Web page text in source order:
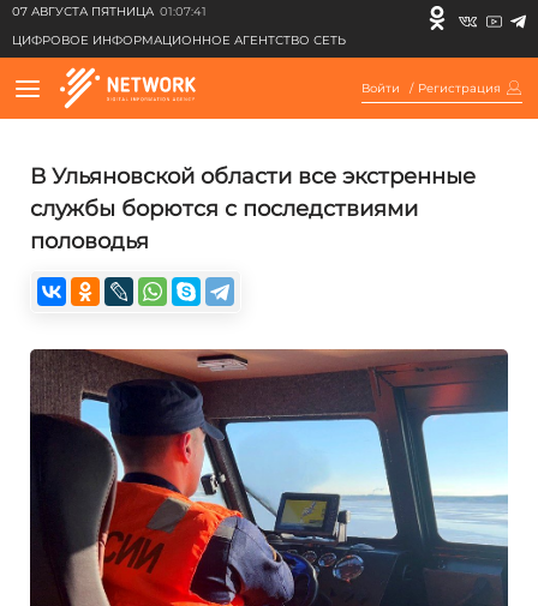
07 АВГУСТА ПЯТНИЦА 01:07:41
ЦИФРОВОЕ ИНФОРМАЦИОННОЕ АГЕНТСТВО СЕТЬ
Войти / Регистрация
В Ульяновской области все экстренные
службы борются с последствиями
половодья